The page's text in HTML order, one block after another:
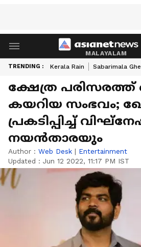
MALAYALAM
TRENDING : Kerala Rain Sabarimala
ക്ഷേത്ര പരിസരത്ത്
കയറിയ സംഭവം;
പ്രകടിപ്പിച്ച്
നയന്‍താരയും
Author : Web Desk | Entertainment
Updated : Jun 12 2022, 11:17 PM IST